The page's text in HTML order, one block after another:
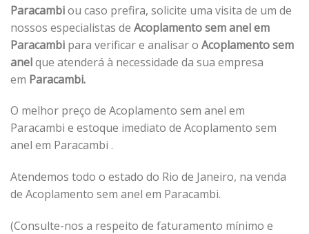
Paracambiou caso prefira, solicite uma visita de um de
nossos especialistas de Acoplamento sem anel em
Paracambi para verificar e analisar o Acoplamento sem
anelque atenderá à necessidade da sua empresa
em Paracambi.
O melhor preço de Acoplamento sem anel em
Paracambi e estoque imediato de Acoplamento sem
anel em Paracambi .
Atendemos todo o estado do Rio de Janeiro, na venda
de Acoplamento sem anel em Paracambi.
(Consulte-nos a respeito de faturamento mínimo e